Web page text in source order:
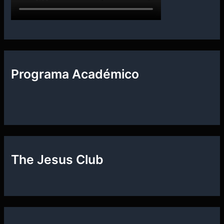
Programa Académico
The Jesus Club